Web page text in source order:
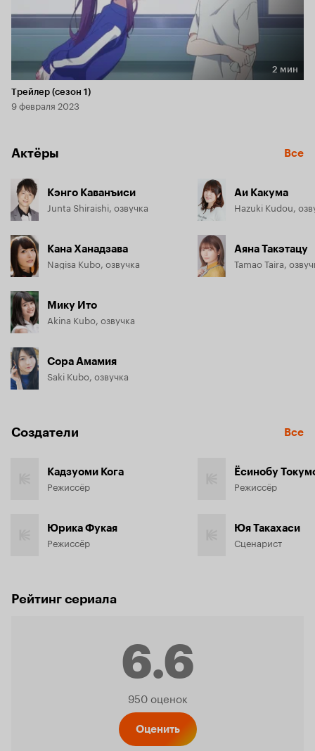
Длительность 2 мин
2 мин
Трейлер (сезон 1)
9 февраля 2023
Актёры Все
Кэнго Каванъиси
Junta Shiraishi, озвучка
Кана Ханадзава
Nagisa Kubo, озвучка
Мику Ито
Akina Kubo, озвучка
Сора Амамия
Saki Kubo, озвучка
Аи Какума
Hazuki Kudou,
Аяна Такэтацу
Tamao Taira,
Создатели Все
Кадзуоми Кога
Режиссёр
Юрика Фукая
Режиссёр
Ёсинобу
Режиссёр
Юя Такахаси
Сценарист
Рейтинг сериала
6.6
Рейтинг
950 оценок
Оценить